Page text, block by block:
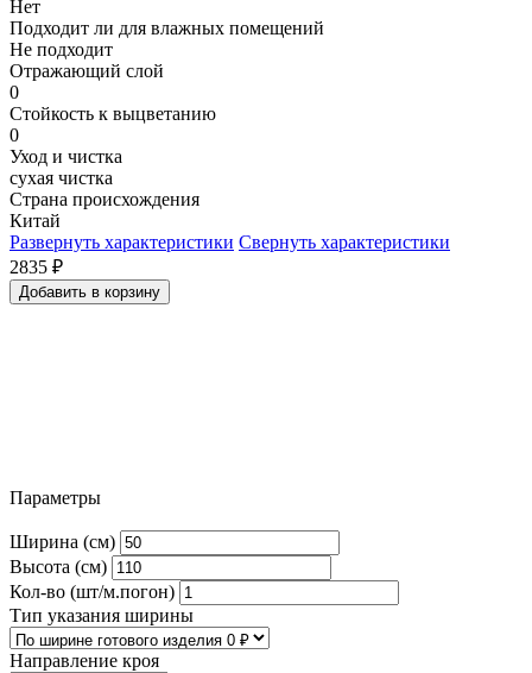
Нет
Подходит ли для влажных помещений
Не подходит
Отражающий слой
0
Стойкость к выцветанию
0
Уход и чистка
сухая чистка
Страна происхождения
Китай
Развернуть характеристики Свернуть характеристики
2835 ₽
Добавить в корзину
Параметры
Ширина (см)
Высота (см)
Кол-во (шт/м.погон)
Тип указания ширины
Направление кроя